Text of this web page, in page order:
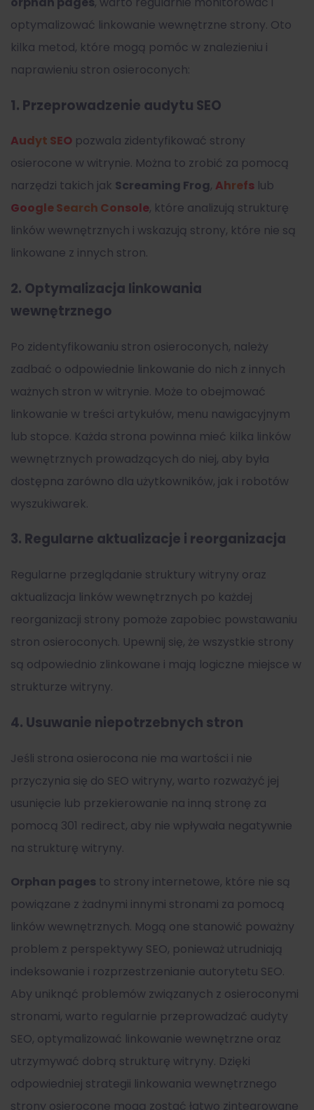
optymalizować linkowanie wewnętrzne strony. Oto
kilka metod, które mogą pomóc w znalezieniu i
naprawieniu stron osieroconych:
1. Przeprowadzenie audytu SEO
Audyt SEO pozwala zidentyfikować strony
osierocone w witrynie. Można to zrobić za pomocą
narzędzi takich jak Screaming Frog, Ahrefs lub
Google Search Console, które analizują strukturę
linków wewnętrznych i wskazują strony, które nie są
linkowane z innych stron.
2. Optymalizacja linkowania
wewnętrznego
Po zidentyfikowaniu stron osieroconych, należy
zadbać o odpowiednie linkowanie do nich z innych
ważnych stron w witrynie. Może to obejmować
linkowanie w treści artykułów, menu nawigacyjnym
lub stopce. Każda strona powinna mieć kilka linków
wewnętrznych prowadzących do niej, aby była
dostępna zarówno dla użytkowników, jak i robotów
wyszukiwarek.
3. Regularne aktualizacje i reorganizacja
Regularne przeglądanie struktury witryny oraz
aktualizacja linków wewnętrznych po każdej
reorganizacji strony pomoże zapobiec powstawaniu
stron osieroconych. Upewnij się, że wszystkie strony
są odpowiednio zlinkowane i mają logiczne miejsce w
strukturze witryny.
4. Usuwanie niepotrzebnych stron
Jeśli strona osierocona nie ma wartości i nie
przyczynia się do SEO witryny, warto rozważyć jej
usunięcie lub przekierowanie na inną stronę za
pomocą 301 redirect, aby nie wpływała negatywnie
na strukturę witryny.
Orphan pages to strony internetowe, które nie są
powiązane z żadnymi innymi stronami za pomocą
linków wewnętrznych. Mogą one stanowić poważny
problem z perspektywy SEO, ponieważ utrudniają
indeksowanie i rozprzestrzenianie autorytetu SEO.
Aby uniknąć problemów związanych z osieroconymi
stronami, warto regularnie przeprowadzać audyty
SEO, optymalizować linkowanie wewnętrzne oraz
utrzymywać dobrą strukturę witryny. Dzięki
odpowiedniej strategii linkowania wewnętrznego
strony osierocone mogą zostać łatwo zintegrowane